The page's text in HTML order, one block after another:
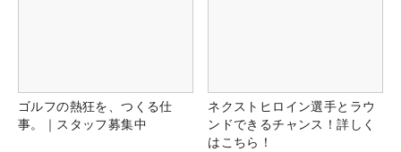
ゴルフの熱狂を、つくる仕
事。｜スタッフ募集中
ネクストヒロイン選手とラウ
ンドできるチャンス！詳しく
はこちら！